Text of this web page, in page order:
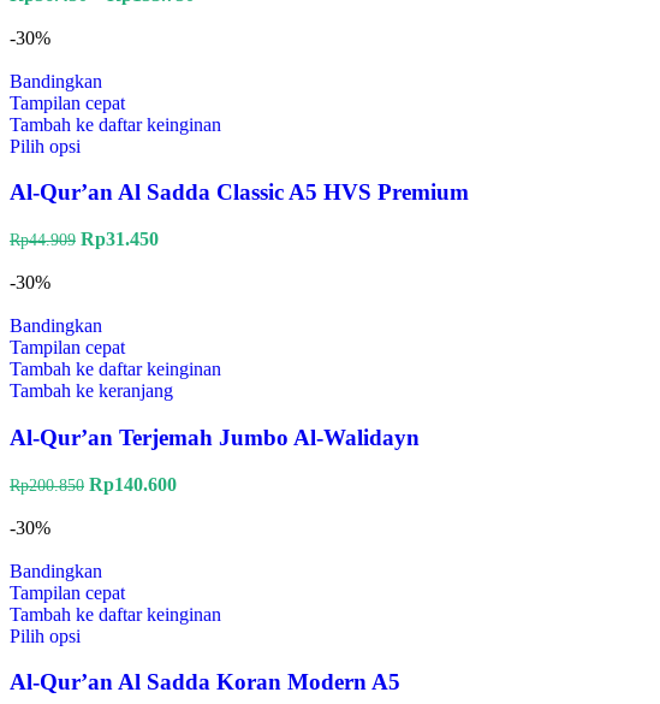
-30%
Bandingkan
Tampilan cepat
Tambah ke daftar keinginan
Pilih opsi
Al-Qur’an Al Sadda Classic A5 HVS Premium
Rp44.909 Rp31.450
-30%
Bandingkan
Tampilan cepat
Tambah ke daftar keinginan
Tambah ke keranjang
Al-Qur’an Terjemah Jumbo Al-Walidayn
Rp200.850 Rp140.600
-30%
Bandingkan
Tampilan cepat
Tambah ke daftar keinginan
Pilih opsi
Al-Qur’an Al Sadda Koran Modern A5